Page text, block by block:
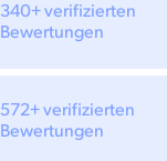
340+ verifizierten
Bewertungen
572+ verifizierten
Bewertungen